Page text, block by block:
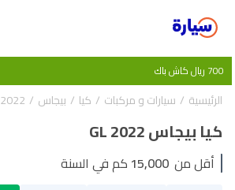
700 ريال كاش باك
الرئيسية سيارات و مركبات كيا بيجاس 2022
كيا بيجاس GL 2022
أقل من 15,000 كم في السنة